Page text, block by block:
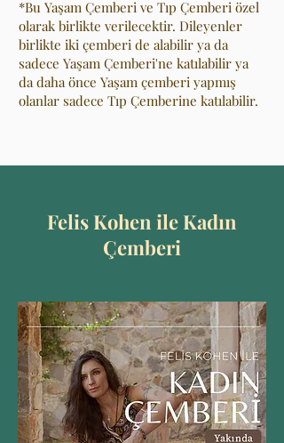
*Bu Yaşam Çemberi ve Tıp Çemberi özel
olarak birlikte verilecektir. Dileyenler
birlikte iki çemberi de alabilir ya da
sadece Yaşam Çemberi'ne katılabilir ya
da daha önce Yaşam çemberi yapmış
olanlar sadece Tıp Çemberine katılabilir.
Felis Kohen ile Kadın
Çemberi